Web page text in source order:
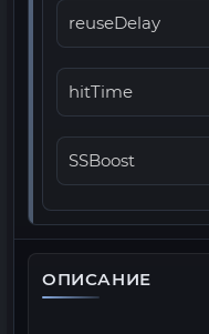
reuseDelay
hitTime
SSBoost
ОПИСАНИЕ